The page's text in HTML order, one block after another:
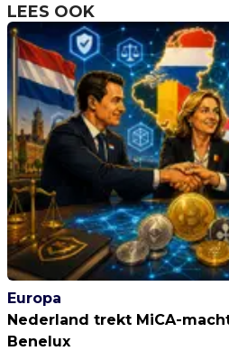
LEES OOK
Europa
Nederland trekt MiCA-
Benelux